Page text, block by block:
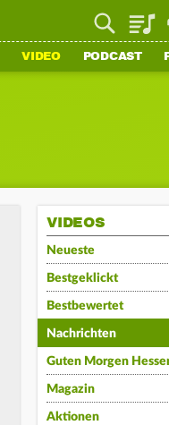
VIDEO PODCAST
VIDEOS
Neueste
Bestgeklickt
Bestbewertet
Nachrichten
Guten Morgen
Magazin
Aktionen